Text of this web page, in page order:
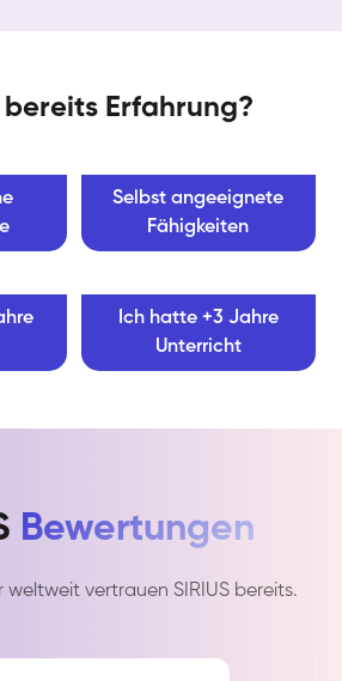
bereits Erfahrung?
Selbst angeeignete
Fähigkeiten
Ich hatte +3 Jahre
Unterricht
Bewertungen
weltweit vertrauen SIRIUS bereits.